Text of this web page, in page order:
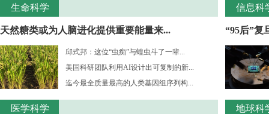
生命科学
天然糖类或为人脑进化提供重要能量来...
邱式邦：这位“虫痴”与蝗虫斗了一辈...
美国科研团队利用AI设计出可复制的新...
迄今最全质量最高的人类基因组序列构...
医学科学
信息科
“95后”复
地球科